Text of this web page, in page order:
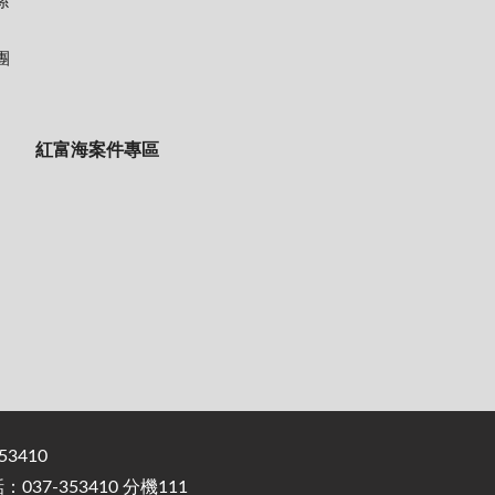
紅富海案件專區
037-353410 分機111